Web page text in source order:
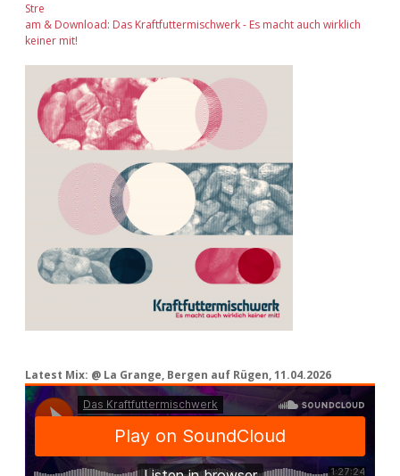
Stre
am & Download: Das Kraftfuttermischwerk - Es macht auch wirklich
keiner mit!
Latest Mix: @ La Grange, Bergen auf Rügen, 11.04.2026